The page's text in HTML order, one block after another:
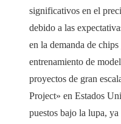
significativos en el
debido a las
en la demanda de
entrenamiento de
proyectos de gran
Project» en Estados
puestos bajo la lupa,